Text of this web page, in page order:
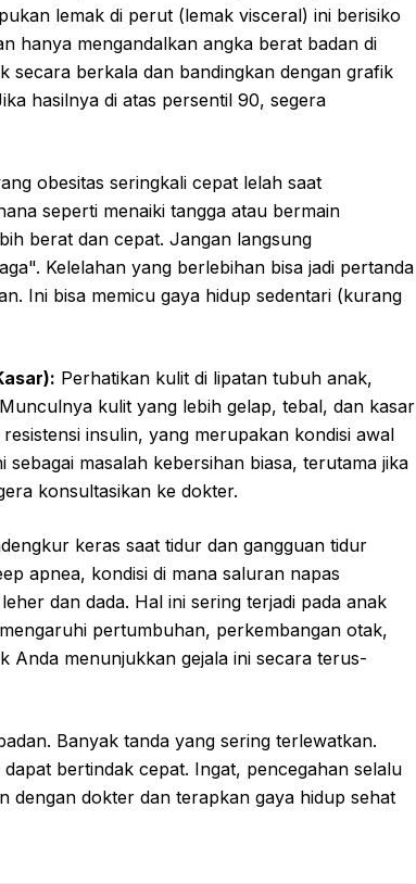
lemak di perut (lemak visceral) ini berisiko
hanya mengandalkan angka berat badan di
secara berkala dan bandingkan dengan grafik
hasilnya di atas persentil 90, segera
obesitas seringkali cepat lelah saat
seperti menaiki tangga atau bermain
berat dan cepat. Jangan langsung
Kelelahan yang berlebihan bisa jadi pertanda
Ini bisa memicu gaya hidup sedentari (kurang
Perhatikan kulit di lipatan tubuh anak,
kulit yang lebih gelap, tebal, dan kasar
insulin, yang merupakan kondisi awal
sebagai masalah kebersihan biasa, terutama jika
konsultasikan ke dokter.
keras saat tidur dan gangguan tidur
apnea, kondisi di mana saluran napas
dan dada. Hal ini sering terjadi pada anak
pertumbuhan, perkembangan otak,
Anda menunjukkan gejala ini secara terus-
Banyak tanda yang sering terlewatkan.
bertindak cepat. Ingat, pencegahan selalu
dengan dokter dan terapkan gaya hidup sehat